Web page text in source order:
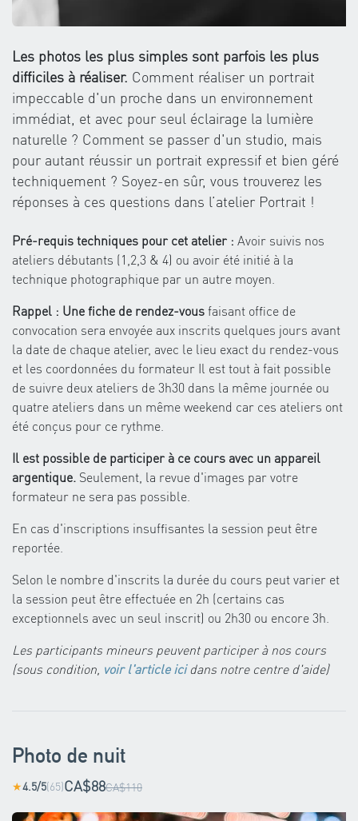
Les photos les plus simples sont parfois les plus
difficiles à réaliser. Comment réaliser un portrait
impeccable d'un proche dans un environnement
immédiat, et avec pour seul éclairage la lumière
naturelle ? Comment se passer d'un studio, mais
pour autant réussir un portrait expressif et bien géré
techniquement ? Soyez-en sûr, vous trouverez les
réponses à ces questions dans l’atelier Portrait !
Pré-requis techniques pour cet atelier : Avoir suivis nos
ateliers débutants (1,2,3 & 4) ou avoir été initié à la
technique photographique par un autre moyen.
Rappel : Une fiche de rendez-vousfaisant office de
convocation sera envoyée aux inscrits quelques jours avant
la date de chaque atelier, avec le lieu exact du rendez-vous
et les coordonnées du formateur Il est tout à fait possible
de suivre deux ateliers de 3h30 dans la même journée ou
quatre ateliers dans un même weekend car ces ateliers ont
été conçus pour ce rythme.
Il est possible de participer à ce cours avec un appareil
argentique. Seulement, la revue d'images par votre
formateur ne sera pas possible.
En cas d'inscriptions insuffisantes la session peut être
reportée.
Selon le nombre d'inscrits la durée du cours peut varier et
la session peut être effectuée en 2h (certains cas
exceptionnels avec un seul inscrit) ou 2h30 ou encore 3h.
Les participants mineurs peuvent participer à nos cours
(sous condition, voir l'article icidans notre centre d'aide)
Photo de nuit
★4.5/5(65)CA$88CA$110